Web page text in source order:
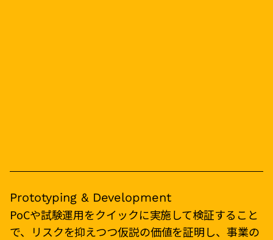
Prototyping & Development
PoCや試験運用をクイックに実施して検証すること
で、リスクを抑えつつ仮説の価値を証明し、事業の